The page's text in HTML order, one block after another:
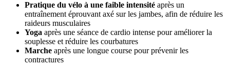
Pratique du vélo à une faible intensité après un
entraînement éprouvant axé sur les jambes, afin de réduire les
raideurs musculaires
Yoga après une séance de cardio intense pour améliorer la
souplesse et réduire les courbatures
Marche après une longue course pour prévenir les
contractures